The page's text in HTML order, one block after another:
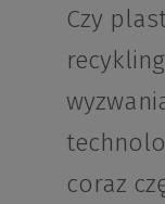
Czy
coraz